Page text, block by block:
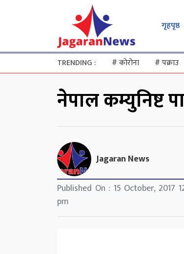
गृहपृष्ठ
TRENDING : #कोरोना #पक्राउ
नेपाल कम्युनिष्ट
Jagaran News
Published On : 15 October, 2017
pm